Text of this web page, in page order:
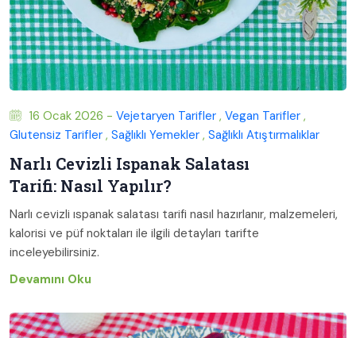
16 Ocak 2026 - Vejetaryen Tarifler , Vegan Tarifler ,
Glutensiz Tarifler , Sağlıklı Yemekler , Sağlıklı Atıştırmalıklar
Narlı Cevizli Ispanak Salatası
Tarifi: Nasıl Yapılır?
Narlı cevizli ıspanak salatası tarifi nasıl hazırlanır, malzemeleri,
kalorisi ve püf noktaları ile ilgili detayları tarifte
inceleyebilirsiniz.
Devamını Oku